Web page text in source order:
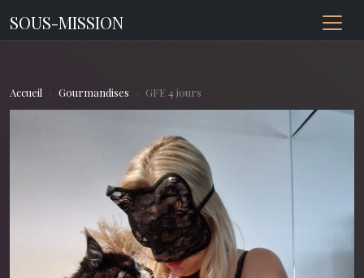
SOUS-MISSION
Accueil Gourmandises GFE 4 jours